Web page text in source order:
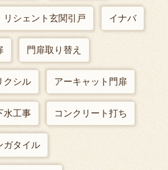
リシェント玄関引戸 イナバ
門扉取り替え
クシル アーキャット門扉
水工事 コンクリート打ち
ガタイル